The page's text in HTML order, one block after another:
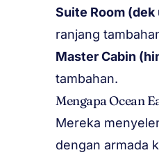
Suite Room
ranjang
Master Cabin
tambahan.
Mengapa Ocean
Mereka
dengan armada